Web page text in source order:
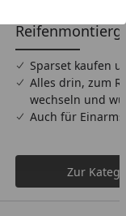
Sparset kaufen
Alles drin, zum
wechseln und
Auch für
Zur